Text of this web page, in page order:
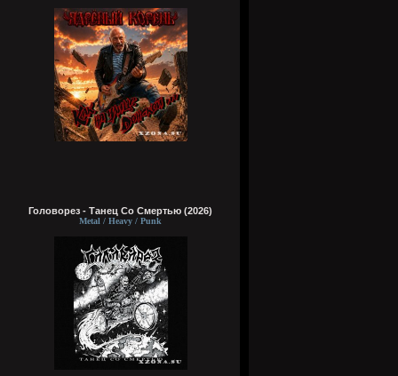
Головорез - Tанец Со Смертью (2026)
Metal / Heavy / Punk